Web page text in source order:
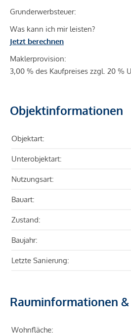
Grunderwerbsteuer:
Was kann ich mir leisten?
Jetzt berechnen
Maklerprovision:
3,00 % des Kaufpreises zzgl. 20 %
Objektinformationen
Objektart:
Unterobjektart:
Nutzungsart:
Bauart:
Zustand:
Baujahr:
Letzte Sanierung:
Rauminformationen &
Wohnfläche: